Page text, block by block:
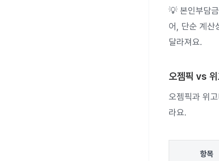
💡 본인부담
어, 단순 계산
달라져요.
오젬픽 vs
오젬픽과 위
라요.
항목